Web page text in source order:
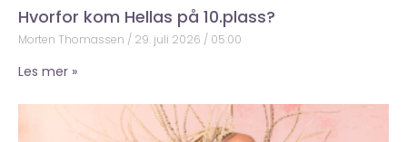
Hvorfor kom Hellas på 10.plass?
Morten Thomassen 29. juli 2026 05:00
Les mer »